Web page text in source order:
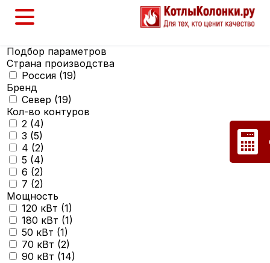
Подбор параметров
Страна производства
Россия (19)
Бренд
Север (19)
Кол-во контуров
2 (4)
3 (5)
4 (2)
5 (4)
6 (2)
7 (2)
Мощность
120 кВт (1)
180 кВт (1)
50 кВт (1)
70 кВт (2)
90 кВт (14)